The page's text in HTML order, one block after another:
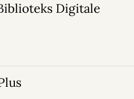
Digitale